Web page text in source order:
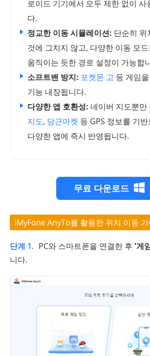
로이드 기기에서 모두 제한 없이 사
다.
정교한 이동 시뮬레이션: 단순히 위
것에 그치지 않고, 다양한 이동 모
움직이는 듯한 경로 설정이 가능합
소프트밴 방지: 포켓몬 고 등 게임
기능 내장됩니다.
다양한 앱 호환성: 네이버 지도뿐만
지도, 당근마켓 등 GPS 정보를 기
다양한 앱에 즉시 반영됩니다.
무료 다운로드
iMyFone AnyTo를 활용한 위치 이동
단계 1. PC와 스마트폰을 연결한 후 '게
니다.